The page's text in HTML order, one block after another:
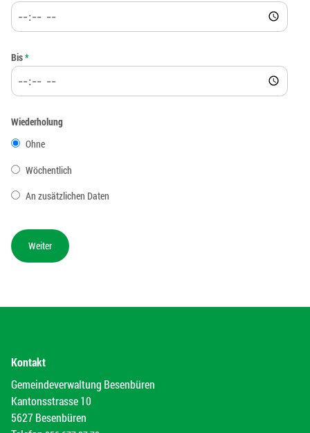
Bis*
Wiederholung
Ohne
Wöchentlich
An zusätzlichen Daten
Kontakt
Gemeindeverwaltung Besenbüren
Kantonsstrasse 10
5627 Besenbüren